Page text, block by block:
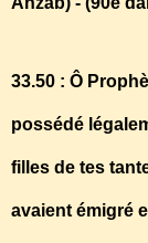
33.50 : Ô
possédé
filles de tes
avaient émigré